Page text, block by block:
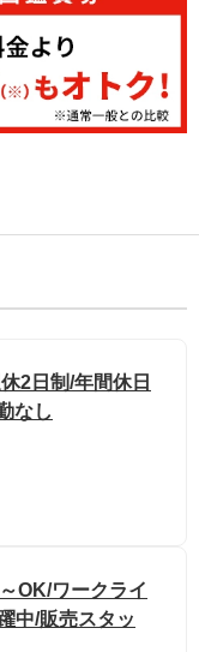
2日制/年間休日
なし
OK/ワークライ
中/販売スタッ